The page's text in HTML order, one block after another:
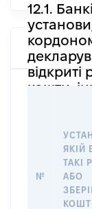
12.1.
відкриті
кошти,
№
ЯКІЙ
ТАКІ
АБО